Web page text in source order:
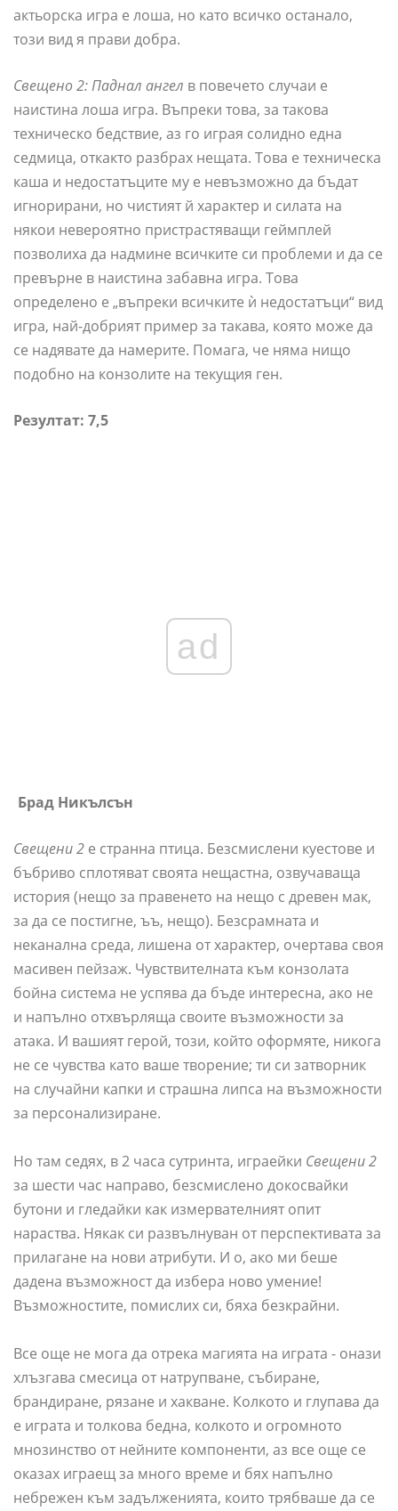
актьорска игра е лоша, но като всичко останало,
този вид я прави добра.
Свещено 2: Паднал ангел в повечето случаи е
наистина лоша игра. Въпреки това, за такова
техническо бедствие, аз го играя солидно една
седмица, откакто разбрах нещата. Това е техническа
каша и недостатъците му е невъзможно да бъдат
игнорирани, но чистият й характер и силата на
някои невероятно пристрастяващи геймплей
позволиха да надмине всичките си проблеми и да се
превърне в наистина забавна игра. Това
определено е „въпреки всичките ѝ недостатъци“ вид
игра, най-добрият пример за такава, която може да
се надявате да намерите. Помага, че няма нищо
подобно на конзолите на текущия ген.
Резултат: 7,5
ad
Брад Никълсън
Свещени 2 е странна птица. Безсмислени куестове и
бъбриво сплотяват своята нещастна, озвучаваща
история (нещо за правенето на нещо с древен мак,
за да се постигне, ъъ, нещо). Безсрамната и
неканална среда, лишена от характер, очертава своя
масивен пейзаж. Чувствителната към конзолата
бойна система не успява да бъде интересна, ако не
и напълно отхвърляща своите възможности за
атака. И вашият герой, този, който оформяте, никога
не се чувства като ваше творение; ти си затворник
на случайни капки и страшна липса на възможности
за персонализиране.
Но там седях, в 2 часа сутринта, играейки Свещени 2
за шести час направо, безсмислено докосвайки
бутони и гледайки как измервателният опит
нараства. Някак си развълнуван от перспективата за
прилагане на нови атрибути. И о, ако ми беше
дадена възможност да избера ново умение!
Възможностите, помислих си, бяха безкрайни.
Все още не мога да отрека магията на играта - онази
хлъзгава смесица от натрупване, събиране,
брандиране, рязане и хакване. Колкото и глупава да
е играта и толкова бедна, колкото и огромното
мнозинство от нейните компоненти, аз все още се
оказах играещ за много време и бях напълно
небрежен към задълженията, които трябваше да се